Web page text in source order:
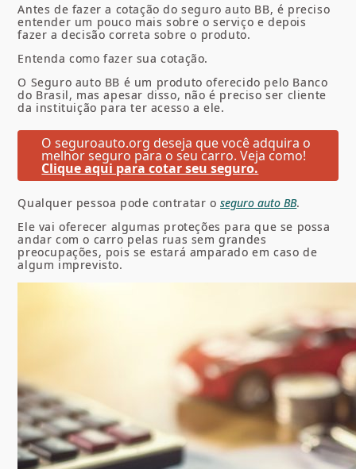
Antes de fazer a cotação do seguro auto BB, é preciso
entender um pouco mais sobre o serviço e depois
fazer a decisão correta sobre o produto.
Entenda como fazer sua cotação.
O Seguro auto BB é um produto oferecido pelo Banco
do Brasil, mas apesar disso, não é preciso ser cliente
da instituição para ter acesso a ele.
O seguroauto.org deseja que você adquira o
melhor seguro para o seu carro. Veja como!
Clique aqui para cotar seu seguro.
Qualquer pessoa pode contratar oseguro auto BB.
Ele vai oferecer algumas proteções para que se possa
andar com o carro pelas ruas sem grandes
preocupações, pois se estará amparado em caso de
algum imprevisto.